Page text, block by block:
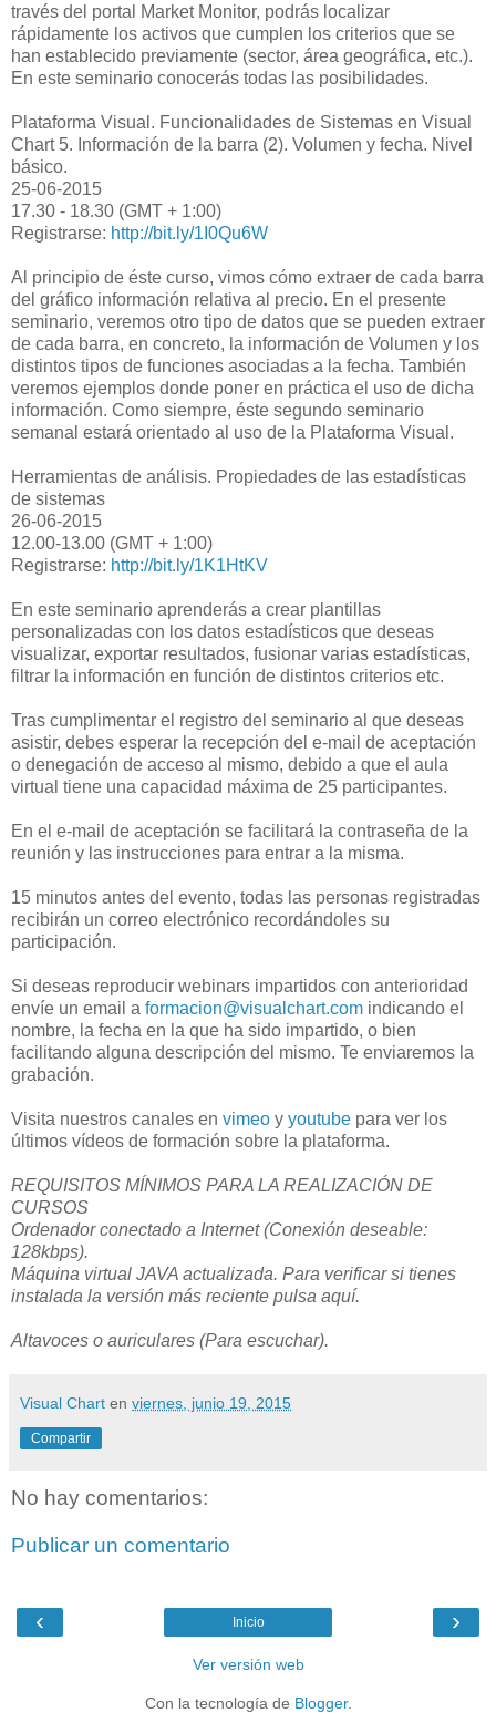
través del portal Market Monitor, podrás localizar
rápidamente los activos que cumplen los criterios que se
han establecido previamente (sector, área geográfica, etc.).
En este seminario conocerás todas las posibilidades.
Plataforma Visual. Funcionalidades de Sistemas en Visual
Chart 5. Información de la barra (2). Volumen y fecha. Nivel
básico.
25-06-2015
17.30 - 18.30 (GMT + 1:00)
Registrarse: http://bit.ly/1I0Qu6W
Al principio de éste curso, vimos cómo extraer de cada barra
del gráfico información relativa al precio. En el presente
seminario, veremos otro tipo de datos que se pueden extraer
de cada barra, en concreto, la información de Volumen y los
distintos tipos de funciones asociadas a la fecha. También
veremos ejemplos donde poner en práctica el uso de dicha
información. Como siempre, éste segundo seminario
semanal estará orientado al uso de la Plataforma Visual.
Herramientas de análisis. Propiedades de las estadísticas
de sistemas
26-06-2015
12.00-13.00 (GMT + 1:00)
Registrarse: http://bit.ly/1K1HtKV
En este seminario aprenderás a crear plantillas
personalizadas con los datos estadísticos que deseas
visualizar, exportar resultados, fusionar varias estadísticas,
filtrar la información en función de distintos criterios etc.
Tras cumplimentar el registro del seminario al que deseas
asistir, debes esperar la recepción del e-mail de aceptación
o denegación de acceso al mismo, debido a que el aula
virtual tiene una capacidad máxima de 25 participantes.
En el e-mail de aceptación se facilitará la contraseña de la
reunión y las instrucciones para entrar a la misma.
15 minutos antes del evento, todas las personas registradas
recibirán un correo electrónico recordándoles su
participación.
Si deseas reproducir webinars impartidos con anterioridad
envíe un email a formacion@visualchart.com indicando el
nombre, la fecha en la que ha sido impartido, o bien
facilitando alguna descripción del mismo. Te enviaremos la
grabación.
Visita nuestros canales en vimeo y youtube para ver los
últimos vídeos de formación sobre la plataforma.
REQUISITOS MÍNIMOS PARA LA REALIZACIÓN DE
CURSOS
Ordenador conectado a Internet (Conexión deseable:
128kbps).
Máquina virtual JAVA actualizada. Para verificar si tienes
instalada la versión más reciente pulsa aquí.
Altavoces o auriculares (Para escuchar).
Visual Chart en viernes, junio 19, 2015
Compartir
No hay comentarios:
Publicar un comentario
‹ ›
Inicio
Ver versión web
Con la tecnología de Blogger.